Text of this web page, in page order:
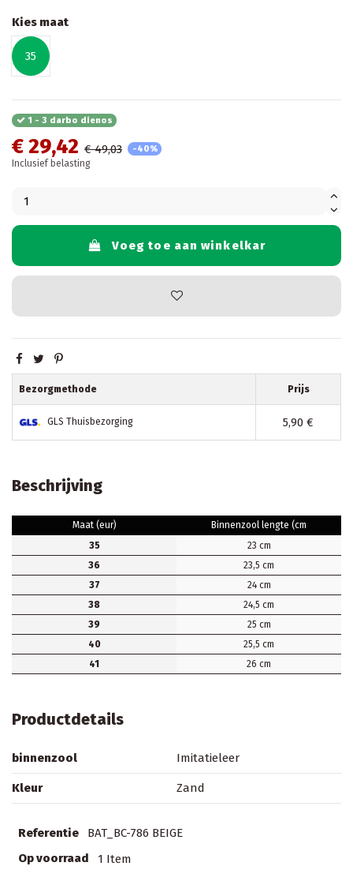
Kies maat
35
1 - 3 darbo dienos
€ 29,42 € 49,03
-40%
Inclusief belasting
Voeg toe aan winkelkar
Bezorgmethode Prijs
GLS Thuisbezorging 5,90 €
Beschrijving
Maat (eur)
Binnenzool lengte (cm
35
23 cm
36
23,5 cm
37
24 cm
38
24,5 cm
39
25 cm
40
25,5 cm
41
26 cm
Productdetails
binnenzool Imitatieleer
Kleur Zand
Referentie
BAT_BC-786 BEIGE
Op voorraad
1 Item